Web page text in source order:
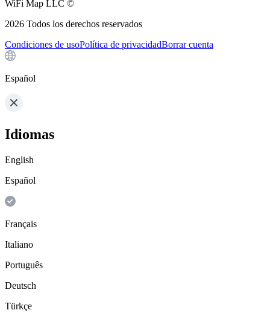
WiFi Map LLC ©
2026 Todos los derechos reservados
Condiciones de usoPolítica de privacidadBorrar cuenta
Español
Idiomas
English
Español
Français
Italiano
Português
Deutsch
Türkçe